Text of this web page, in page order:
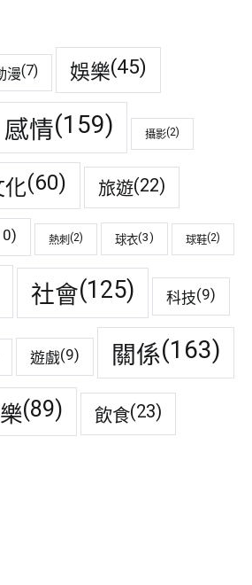
漫(7) 娛樂(45)
感情(159) 攝影(2)
化(60) 旅遊(22)
熱刺 (2) 球衣(3) 球鞋(2)
社會(125) 科技(9)
遊戲(9) 關係(163)
(89) 飲食(23)